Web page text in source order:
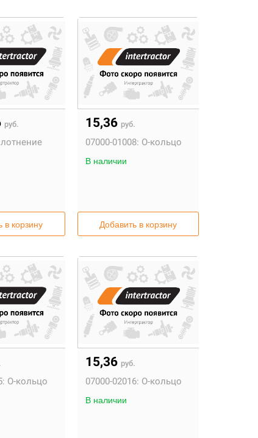
руб.
в корзину
15,36 руб.
07000-01008: О-кольцо
В наличии
Добавить в корзину
О-кольцо
15,36 руб.
07000-02016: О-кольцо
В наличии